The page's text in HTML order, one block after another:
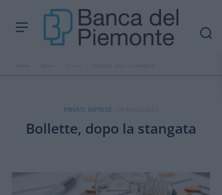
PRIVATI, IMPRESE
Bollette, dopo la stangata